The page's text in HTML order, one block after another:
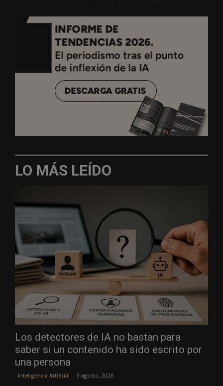
LO MÁS LEÍDO
Los detectores de IA no bastan para
saber si un contenido ha sido escrito por
una persona
Inteligencia Artificial 3 agosto, 2026